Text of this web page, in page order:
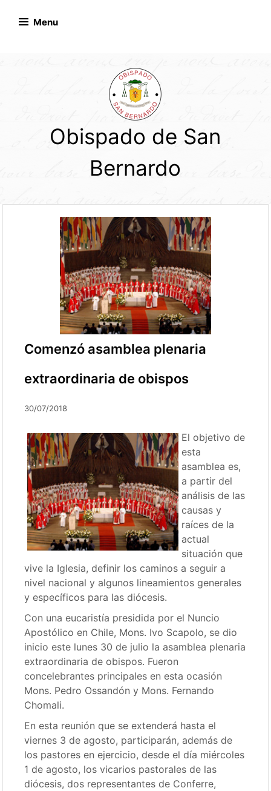
Menu
Obispado de San
Bernardo
Comenzó asamblea plenaria
extraordinaria de obispos
30/07/2018
El objetivo de
esta
asamblea es,
a partir del
análisis de las
causas y
raíces de la
actual
situación que
vive la Iglesia, definir los caminos a seguir a
nivel nacional y algunos lineamientos generales
y específicos para las diócesis.
Con una eucaristía presidida por el Nuncio
Apostólico en Chile, Mons. Ivo Scapolo, se dio
inicio este lunes 30 de julio la asamblea plenaria
extraordinaria de obispos. Fueron
concelebrantes principales en esta ocasión
Mons. Pedro Ossandón y Mons. Fernando
Chomali.
En esta reunión que se extenderá hasta el
viernes 3 de agosto, participarán, además de
los pastores en ejercicio, desde el día miércoles
1 de agosto, los vicarios pastorales de las
diócesis, dos representantes de Conferre,